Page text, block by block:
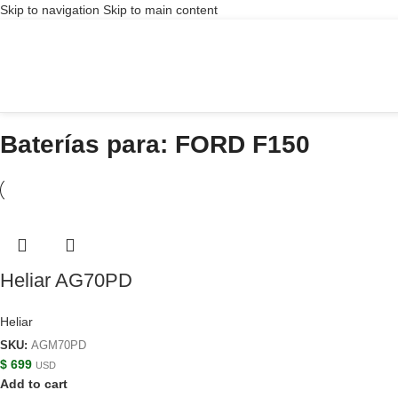
Skip to navigation Skip to main content
Baterías para: FORD F150
Heliar AG70PD
Heliar
SKU: AGM70PD
$ 699 USD
Add to cart